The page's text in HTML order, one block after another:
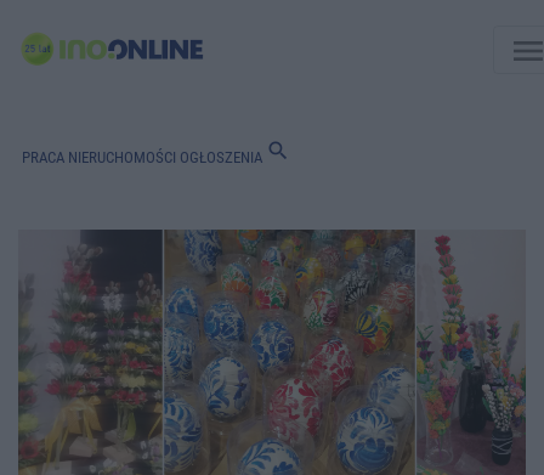
PRACA NIERUCHOMOŚCI OGŁOSZENIA search